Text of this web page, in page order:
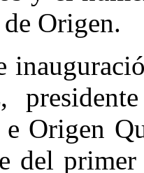
Origen.
Origen
del